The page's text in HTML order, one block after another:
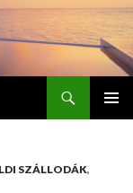
SZÁLLODÁK,